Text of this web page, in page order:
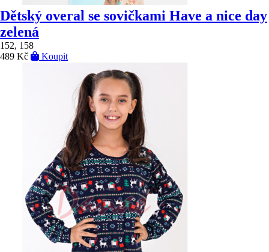
Dětský overal se sovičkami Have a nice day
zelená
152, 158
489 Kč
Koupit